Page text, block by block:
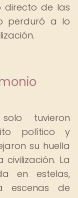
directo de las
perduró a lo
tuvieron
político y
su huella
La
en estelas,
escenas de